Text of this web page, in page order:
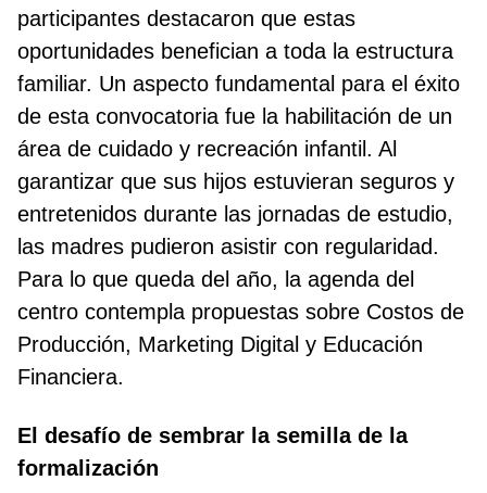
participantes destacaron que estas
oportunidades benefician a toda la estructura
familiar. Un aspecto fundamental para el éxito
de esta convocatoria fue la habilitación de un
área de cuidado y recreación infantil. Al
garantizar que sus hijos estuvieran seguros y
entretenidos durante las jornadas de estudio,
las madres pudieron asistir con regularidad.
Para lo que queda del año, la agenda del
centro contempla propuestas sobre Costos de
Producción, Marketing Digital y Educación
Financiera.
El desafío de sembrar la semilla de la
formalización